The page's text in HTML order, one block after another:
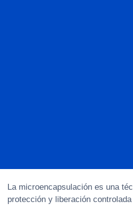
La microencapsulación es una
protección y liberación